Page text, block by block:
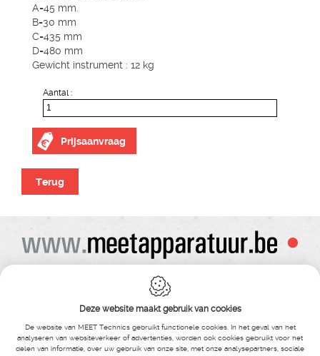
A=45 mm.
B=30 mm
C=435 mm
D=480 mm
Gewicht instrument : 12 kg
Aantal :
Prijsaanvraag
Terug
Alle prijzen zijn onder voorbehoud van wijziging
Bij bestelling ontvangt u vooraf de levering steeds een orderbevestiging
Copyright© alle rechten voorbehouden , gehele of gedeeldelijke overname van
tekst ,foto’s , video’s , verveelvoudiging op welke wijze dan ook , is niet toegestaan
Technics
Deze website maakt gebruik van cookies
De website van MEET Technics gebruikt functionele cookies. In het geval van het
analyseren van websiteverkeer of advertenties, worden ook cookies gebruikt voor het
delen van informatie, over uw gebruik van onze site, met onze analysepartners, sociale